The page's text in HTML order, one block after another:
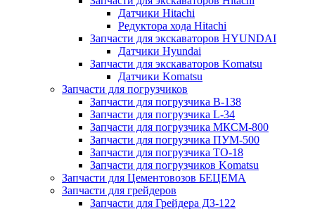
Датчики Hitachi
Редуктора хода Hitachi
Запчасти для экскаваторов HYUNDAI
Датчики Hyundai
Запчасти для экскаваторов Komatsu
Датчики Komatsu
Запчасти для погрузчиков
Запчасти для погрузчика B-138
Запчасти для погрузчика L-34
Запчасти для погрузчика МКСМ-800
Запчасти для погрузчика ПУМ-500
Запчасти для погрузчика ТО-18
Запчасти для погрузчиков Komatsu
Запчасти для Цементовозов БЕЦЕМА
Запчасти для грейдеров
Запчасти для Грейдера ДЗ-122